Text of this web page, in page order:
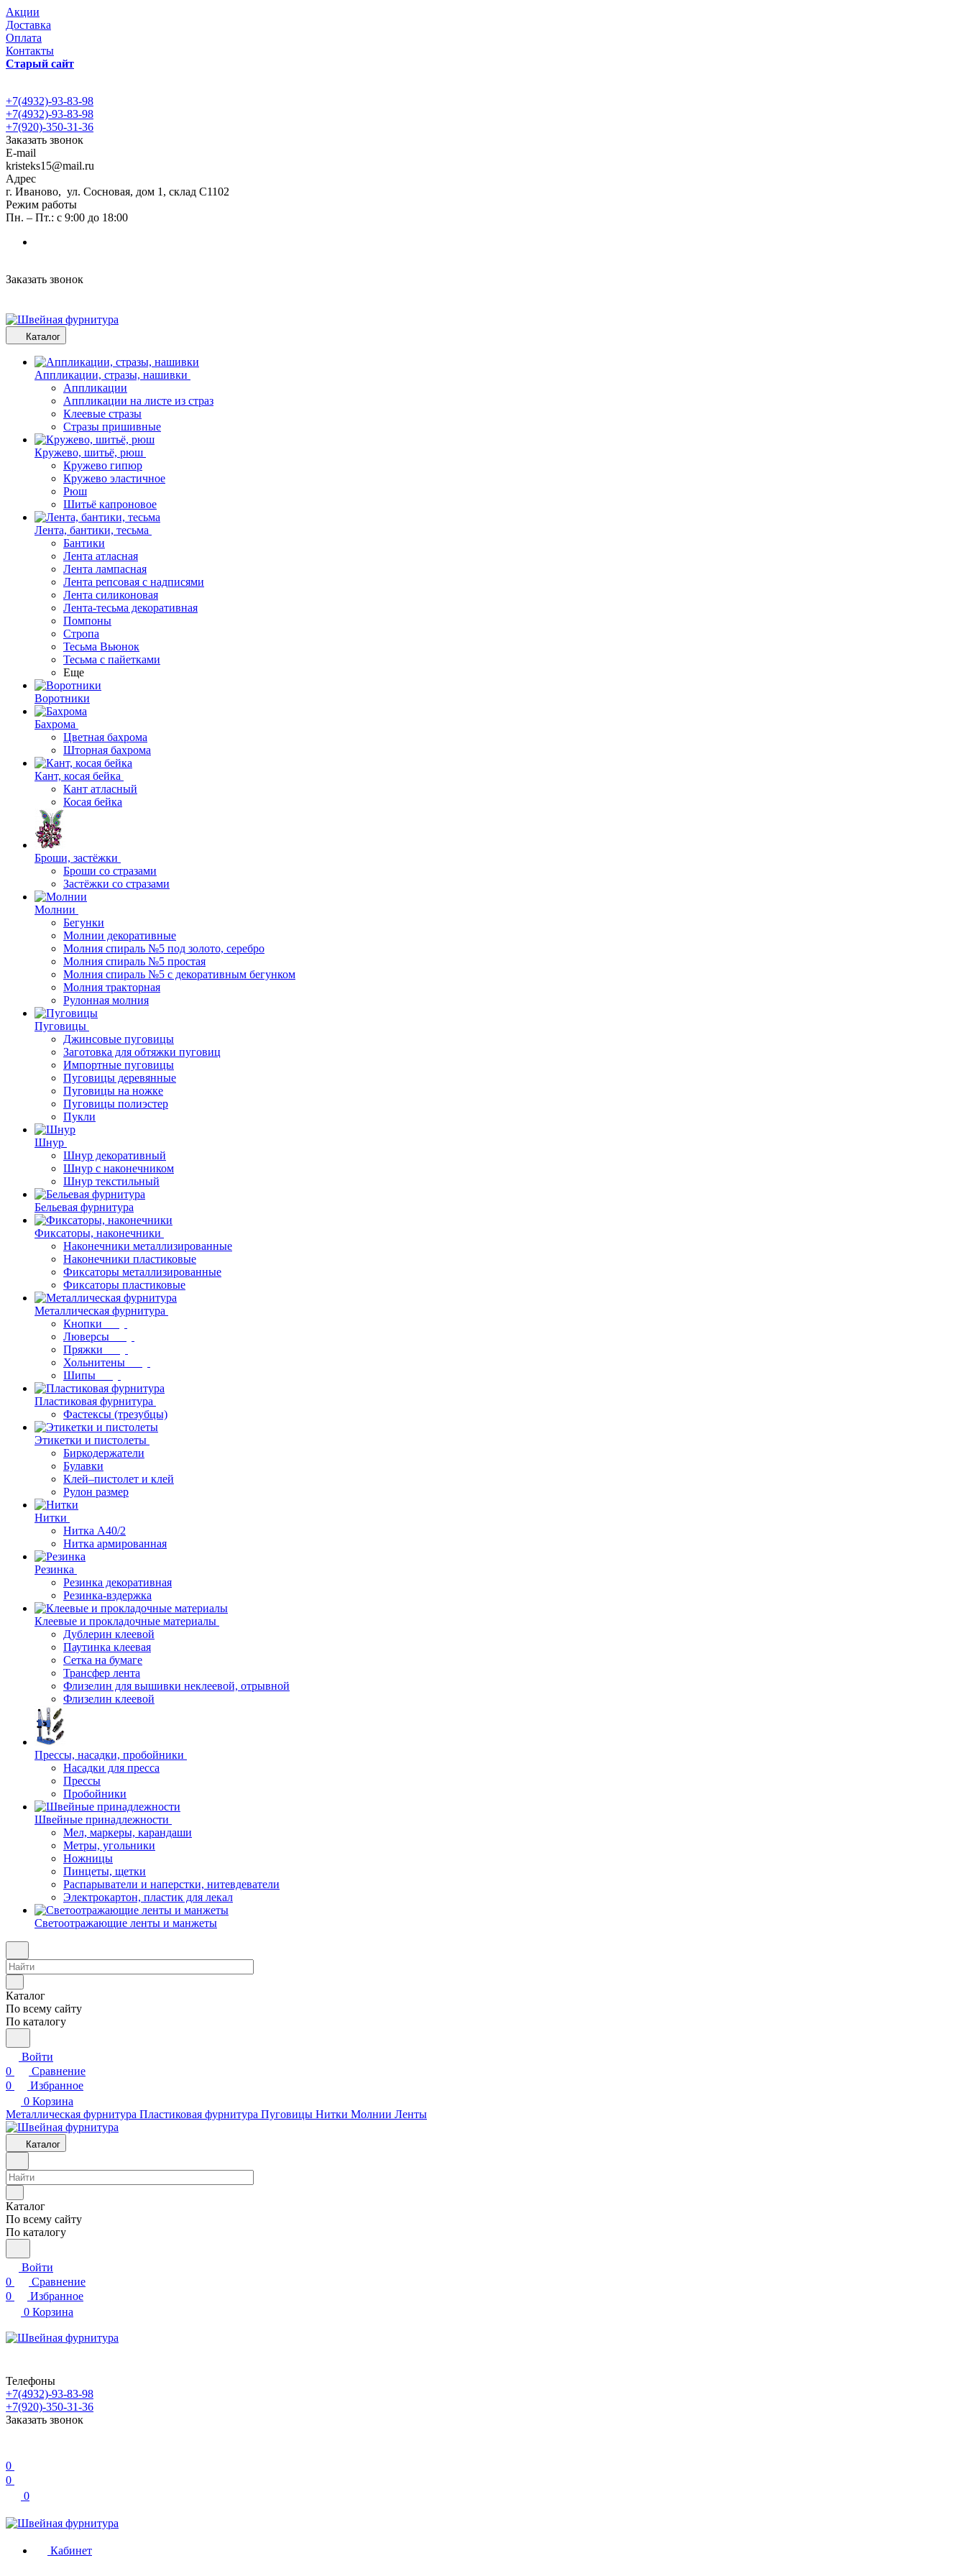
Акции
Доставка
Оплата
Контакты
Старый сайт
+7(4932)-93-83-98
+7(4932)-93-83-98
+7(920)-350-31-36
Заказать звонок
E-mail
kristeks15@mail.ru
Адрес
г. Иваново, ул. Сосновая, дом 1, склад С1102
Режим работы
Пн. – Пт.: с 9:00 до 18:00
Заказать звонок
Каталог
Аппликации, стразы, нашивки
Аппликации
Аппликации на листе из страз
Клеевые стразы
Стразы пришивные
Кружево, шитьё, рюш
Кружево гипюр
Кружево эластичное
Рюш
Шитьё капроновое
Лента, бантики, тесьма
Бантики
Лента атласная
Лента лампасная
Лента репсовая с надписями
Лента силиконовая
Лента-тесьма декоративная
Помпоны
Стропа
Тесьма Вьюнок
Тесьма с пайетками
Еще
Воротники
Бахрома
Цветная бахрома
Шторная бахрома
Кант, косая бейка
Кант атласный
Косая бейка
Броши, застёжки
Броши со стразами
Застёжки со стразами
Молнии
Бегунки
Молнии декоративные
Молния спираль №5 под золото, серебро
Молния спираль №5 простая
Молния спираль №5 с декоративным бегунком
Молния тракторная
Рулонная молния
Пуговицы
Джинсовые пуговицы
Заготовка для обтяжки пуговиц
Импортные пуговицы
Пуговицы деревянные
Пуговицы на ножке
Пуговицы полиэстер
Пукли
Шнур
Шнур декоративный
Шнур с наконечником
Шнур текстильный
Бельевая фурнитура
Фиксаторы, наконечники
Наконечники металлизированные
Наконечники пластиковые
Фиксаторы металлизированные
Фиксаторы пластиковые
Металлическая фурнитура
Кнопки
Люверсы
Пряжки
Хольнитены
Шипы
Пластиковая фурнитура
Фастексы (трезубцы)
Этикетки и пистолеты
Биркодержатели
Булавки
Клей–пистолет и клей
Рулон размер
Нитки
Нитка А40/2
Нитка армированная
Резинка
Резинка декоративная
Резинка-вздержка
Клеевые и прокладочные материалы
Дублерин клеевой
Паутинка клеевая
Сетка на бумаге
Трансфер лента
Флизелин для вышивки неклеевой, отрывной
Флизелин клеевой
Прессы, насадки, пробойники
Насадки для пресса
Прессы
Пробойники
Швейные принадлежности
Мел, маркеры, карандаши
Метры, угольники
Ножницы
Пинцеты, щетки
Распарыватели и наперстки, нитевдеватели
Электрокартон, пластик для лекал
Светоотражающие ленты и манжеты
Каталог
По всему сайту
По каталогу
Войти
0
Сравнение
0
Избранное
0 Корзина
Металлическая фурнитура Пластиковая фурнитура Пуговицы Нитки Молнии Ленты
Каталог
Каталог
По всему сайту
По каталогу
Войти
0
Сравнение
0
Избранное
0 Корзина
Телефоны
+7(4932)-93-83-98
+7(920)-350-31-36
Заказать звонок
0
0
0
Кабинет